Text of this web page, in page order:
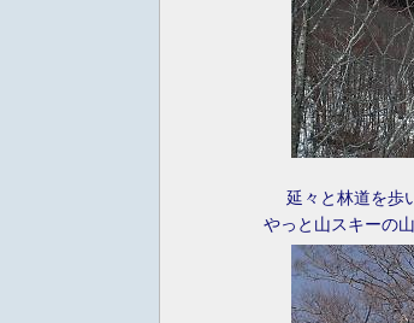
延々と林道を歩
やっと山スキーの